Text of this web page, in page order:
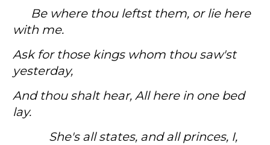
Be where thou leftst them, or lie here
with me.
Ask for those kings whom thou saw'st
yesterday,
And thou shalt hear, All here in one bed
lay.
She's all states, and all princes, I,